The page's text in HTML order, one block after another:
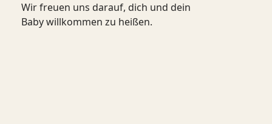
Wir freuen uns darauf, dich und dein
Baby willkommen zu heißen.